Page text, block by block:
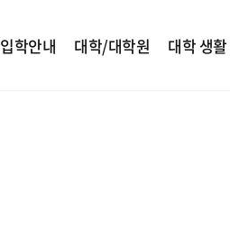
입학안내 대학/대학원 대학 생활